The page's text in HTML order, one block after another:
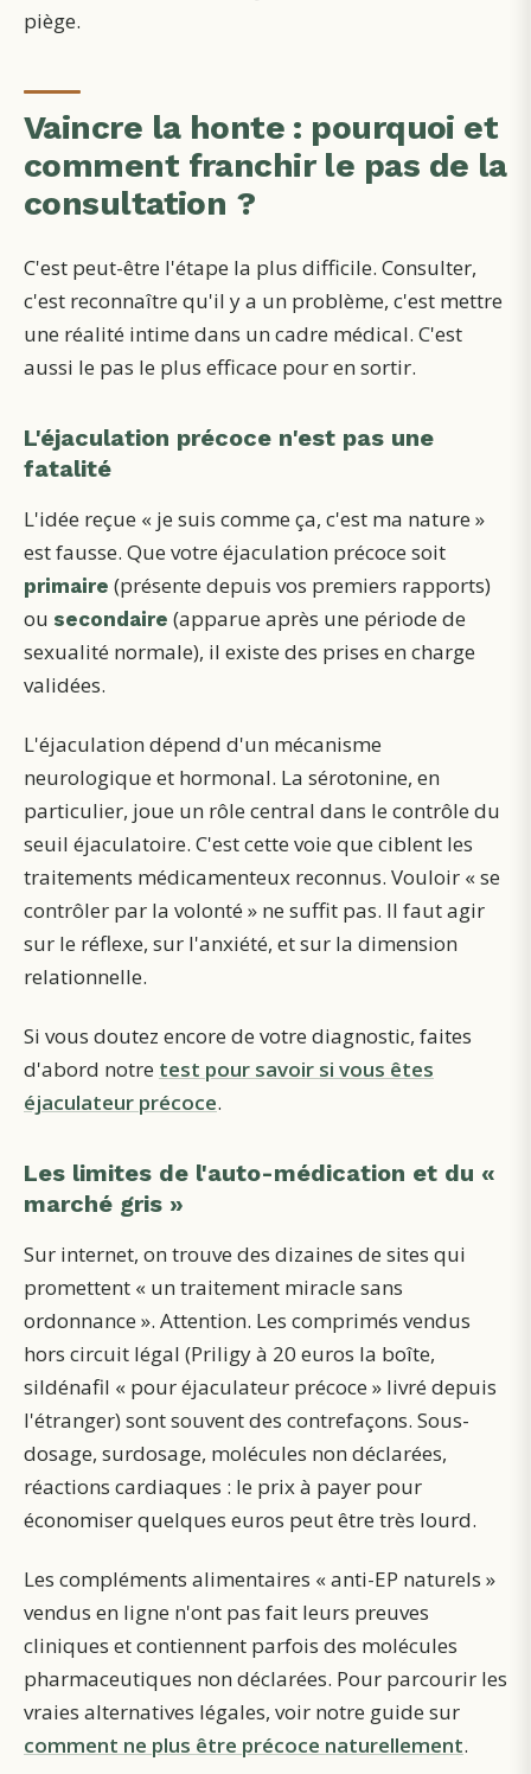
piège.
Vaincre la honte : pourquoi et
comment franchir le pas de la
consultation ?
C'est peut-être l'étape la plus difficile. Consulter,
c'est reconnaître qu'il y a un problème, c'est mettre
une réalité intime dans un cadre médical. C'est
aussi le pas le plus efficace pour en sortir.
L'éjaculation précoce n'est pas une
fatalité
L'idée reçue « je suis comme ça, c'est ma nature »
est fausse. Que votre éjaculation précoce soit
primaire (présente depuis vos premiers rapports)
ou secondaire (apparue après une période de
sexualité normale), il existe des prises en charge
validées.
L'éjaculation dépend d'un mécanisme
neurologique et hormonal. La sérotonine, en
particulier, joue un rôle central dans le contrôle du
seuil éjaculatoire. C'est cette voie que ciblent les
traitements médicamenteux reconnus. Vouloir « se
contrôler par la volonté » ne suffit pas. Il faut agir
sur le réflexe, sur l'anxiété, et sur la dimension
relationnelle.
Si vous doutez encore de votre diagnostic, faites
d'abord notre test pour savoir si vous êtes
éjaculateur précoce.
Les limites de l'auto-médication et du «
marché gris »
Sur internet, on trouve des dizaines de sites qui
promettent « un traitement miracle sans
ordonnance ». Attention. Les comprimés vendus
hors circuit légal (Priligy à 20 euros la boîte,
sildénafil « pour éjaculateur précoce » livré depuis
l'étranger) sont souvent des contrefaçons. Sous-
dosage, surdosage, molécules non déclarées,
réactions cardiaques : le prix à payer pour
économiser quelques euros peut être très lourd.
Les compléments alimentaires « anti-EP naturels »
vendus en ligne n'ont pas fait leurs preuves
cliniques et contiennent parfois des molécules
pharmaceutiques non déclarées. Pour parcourir les
vraies alternatives légales, voir notre guide sur
comment ne plus être précoce naturellement.